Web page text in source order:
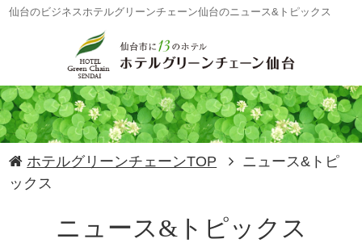
仙台のビジネスホテルグリーンチェーン仙台のニュース&トピックス
ホテルグリーンチェーンTOP
ニュース&トピ
ックス
ニュース&トピックス